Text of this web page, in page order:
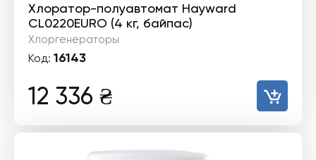
Хлоратор-полуавтомат Hayward
CL0220EURO (4 кг, байпас)
Хлоргенераторы
Код: 16143
12 336 ₴